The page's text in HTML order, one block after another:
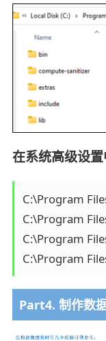
在系统高级设
C:\Program
C:\Program
C:\Program
C:\Program
Part4. 制作数